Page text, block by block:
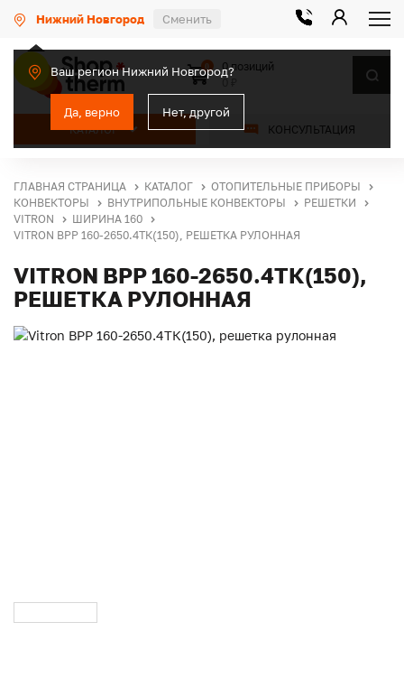
Нижний Новгород Сменить
Ваш регион Нижний Новгород?
Да, верно Нет, другой
КАТАЛОГ КОНСУЛЬТАЦИЯ
0
0 позиций
ГЛАВНАЯ СТРАНИЦА КАТАЛОГ
ОТОПИТЕЛЬНЫЕ ПРИБОРЫ
КОНВЕКТОРЫ
ВНУТРИПОЛЬНЫЕ КОНВЕКТОРЫ
РЕШЕТКИ
VITRON
ШИРИНА 160
VITRON ВРР 160-2650.4ТК(150), РЕШЕТКА РУЛОННАЯ
VITRON ВРР 160-2650.4ТК(150),
РЕШЕТКА РУЛОННАЯ